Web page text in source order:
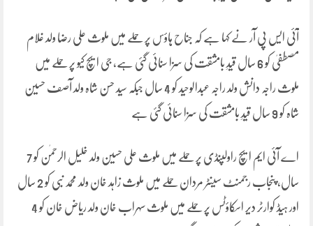
آئی ایس پی آر نے کہا ہے کہ جناح ہاؤس پر حملے میں ملوث علی رضا ولد غلام
مصطفیٰ کو 6 سال قیدِ بامشقت کی سزا سنائی گئی ہے، جی ایچ کیو پر حملے میں
ملوث راجہ دانش ولد راجہ عبدالوحید کو 4 سال جبکہ سید حسن شاہ ولد آصف حسین
شاہ کو 9 سال قیدِ بامشقت کی سزا سنائی گئی ہے
اے آئی ایم ایچ راولپنڈی پر حملے میں ملوث علی حسین ولد خلیل الرحمٰن کو 7
سال، پنجاب رجمنٹ سینٹر مردان حملے میں ملوث زاہد خان ولد محمد نبی کو 2 سال
اور ہیڈ کوارٹر دیر اسکاؤٹس پر حملے میں ملوث سہراب خان ولد ریاض خان کو 4